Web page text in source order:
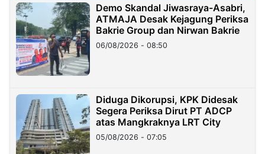
Demo Skandal Jiwasraya-Asabri,
ATMAJA Desak Kejagung Periksa
Bakrie Group dan Nirwan Bakrie
06/08/2026 - 08:50
Diduga Dikorupsi, KPK Didesak
Segera Periksa Dirut PT ADCP
atas Mangkraknya LRT City
05/08/2026 - 07:05